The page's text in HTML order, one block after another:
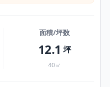
面積/坪数
12.1 坪
40㎡